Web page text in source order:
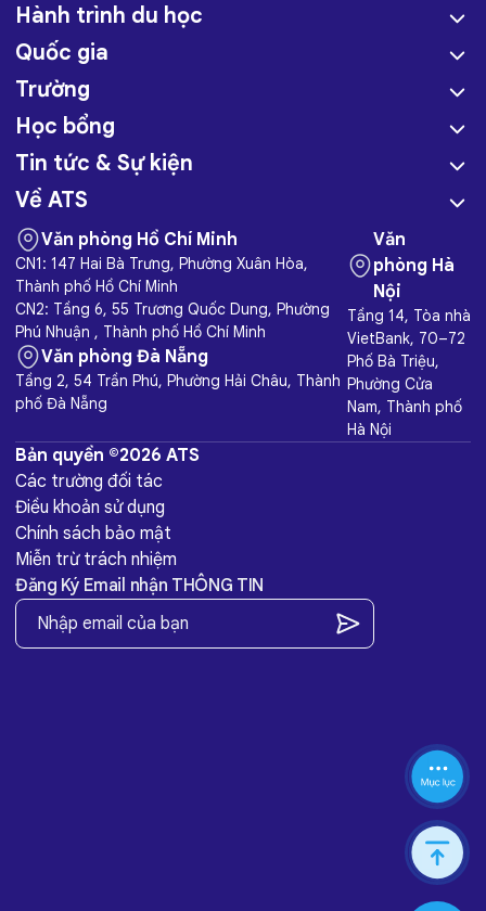
Hành trình du học
Quốc gia
Trường
Học bổng
Tin tức & Sự kiện
Về ATS
Văn phòng Hồ Chí Minh
CN1: 147 Hai Bà Trưng, Phường Xuân Hòa,
Thành phố Hồ Chí Minh
CN2: Tầng 6, 55 Trương Quốc Dung, Phường
Phú Nhuận , Thành phố Hồ Chí Minh
Văn phòng Đà Nẵng
Tầng 2, 54 Trần Phú, Phường Hải Châu, Thành
phố Đà Nẵng
Văn
phòng Hà
Nội
Tầng 14, Tòa nhà
VietBank, 70–72
Phố Bà Triệu,
Phường Cửa
Nam, Thành phố
Hà Nội
Bản quyền ©2026 ATS
Các trường đối tác
Điều khoản sử dụng
Chính sách bảo mật
Miễn trừ trách nhiệm
Đăng Ký Email nhận THÔNG TIN